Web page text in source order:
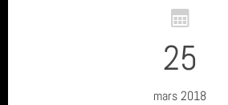
PRESENTATION
BENEVOLAT
25
mars 2018